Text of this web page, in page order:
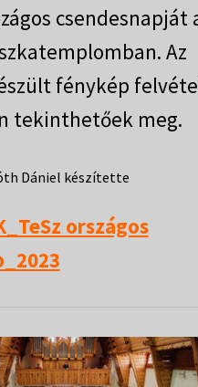
csendesnapját
Az
fénykép
tekinthetőek meg.
Dániel készítette
országos